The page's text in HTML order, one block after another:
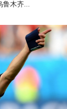
鲁木齐...